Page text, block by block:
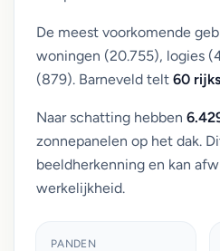
De meest voorkomende
woningen (20.755), logies
(879). Barneveld telt 60
Naar schatting hebben
zonnepanelen op het dak.
beeldherkenning en kan
werkelijkheid.
PANDEN